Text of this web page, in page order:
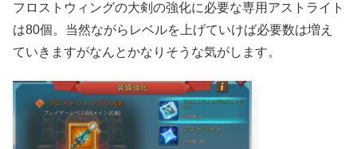
フロストウィングの大剣の強化に必要な専用アストライト
は80個。当然ながらレベルを上げていけば必要数は増え
ていきますがなんとかなりそうな気がします。